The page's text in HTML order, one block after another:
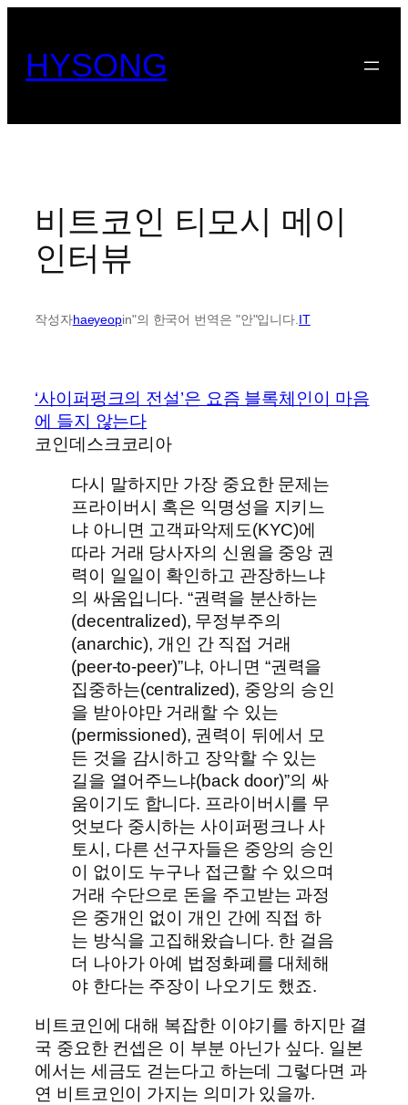
HYSONG
비트코인 티모시 메이
인터뷰
작성자haeyeopin"의 한국어 번역은 "안"입니다.IT
‘사이퍼펑크의 전설’은 요즘 블록체인이 마음
에 들지 않는다
코인데스크코리아
다시 말하지만 가장 중요한 문제는
프라이버시 혹은 익명성을 지키느
냐 아니면 고객파악제도(KYC)에
따라 거래 당사자의 신원을 중앙 권
력이 일일이 확인하고 관장하느냐
의 싸움입니다. “권력을 분산하는
(decentralized), 무정부주의
(anarchic), 개인 간 직접 거래
(peer-to-peer)”냐, 아니면 “권력을
집중하는(centralized), 중앙의 승인
을 받아야만 거래할 수 있는
(permissioned), 권력이 뒤에서 모
든 것을 감시하고 장악할 수 있는
길을 열어주느냐(back door)”의 싸
움이기도 합니다. 프라이버시를 무
엇보다 중시하는 사이퍼펑크나 사
토시, 다른 선구자들은 중앙의 승인
이 없이도 누구나 접근할 수 있으며
거래 수단으로 돈을 주고받는 과정
은 중개인 없이 개인 간에 직접 하
는 방식을 고집해왔습니다. 한 걸음
더 나아가 아예 법정화폐를 대체해
야 한다는 주장이 나오기도 했죠.
비트코인에 대해 복잡한 이야기를 하지만 결
국 중요한 컨셉은 이 부분 아닌가 싶다. 일본
에서는 세금도 걷는다고 하는데 그렇다면 과
연 비트코인이 가지는 의미가 있을까.